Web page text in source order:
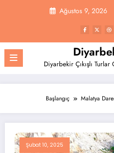
Ağustos 9, 2026
Diyarbekir Çıkışlı
Başlangıç Malatya
Şubat 10, 2025